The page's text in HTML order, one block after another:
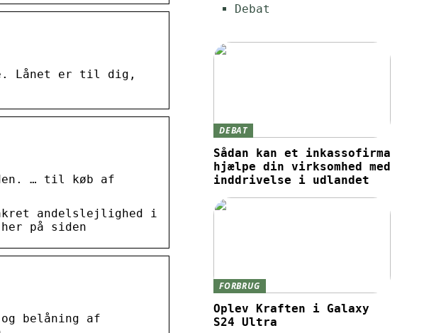
Lånet er til dig,
… til køb af
andelslejlighed i
på siden
belåning af
Debat
DEBAT
Sådan kan et inkassofirma
hjælpe din virksomhed med
inddrivelse i udlandet
FORBRUG
Oplev Kraften i Galaxy
S24 Ultra